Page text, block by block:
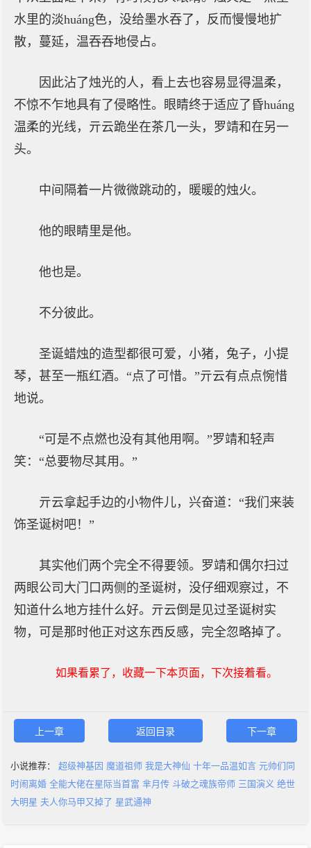
水里的淡huáng色，没给墨水吞了，反而慢慢地扩
散，蔓延，温吞吞地侵占。
因此沾了烛光的人，看上去也容易显得温柔，
不惊不乍地具有了侵略性。眼睛终于适应了昏huáng
温柔的光线，亓云跪坐在茶几一头，罗靖和在另一
头。
中间隔着一片微微跳动的，暖暖的烛火。
他的眼睛里是他。
他也是。
不分彼此。
圣诞蜡烛的造型都很可爱，小猪，兔子，小提
琴，甚至一瓶红酒。“点了可惜。”亓云有点点惋惜
地说。
“可是不点燃也没有其他用啊。”罗靖和轻声
笑：“总要物尽其用。”
亓云拿起手边的小物件儿，兴奋道：“我们来装
饰圣诞树吧！”
其实他们两个完全不得要领。罗靖和偶尔扫过
两眼公司大门口两侧的圣诞树，没仔细观察过，不
知道什么地方挂什么好。亓云倒是见过圣诞树实
物，可是那时他正对这东西反感，完全忽略掉了。
如果看累了，收藏一下本页面，下次接着看。
上一章 返回目录 下一章
小说推荐： 超级神基因 魔道祖师 我是大神仙 十年一品温如言 元帅们同
时闹离婚 全能大佬在星际当首富 芈月传 斗破之魂族帝师 三国演义 绝世
大明星 夫人你马甲又掉了 星武通神